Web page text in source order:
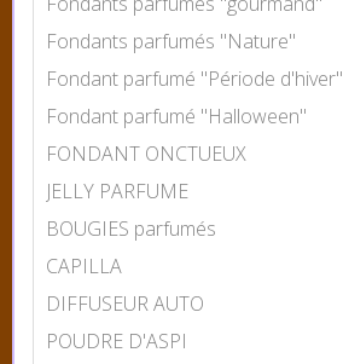
Fondants parfumés "Nature"
Fondant parfumé "Période d'hiver"
Fondant parfumé "Halloween"
FONDANT ONCTUEUX
JELLY PARFUME
BOUGIES parfumés
CAPILLA
DIFFUSEUR AUTO
POUDRE D'ASPI